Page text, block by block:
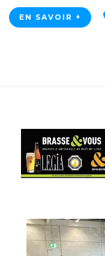
EN SAVOIR +